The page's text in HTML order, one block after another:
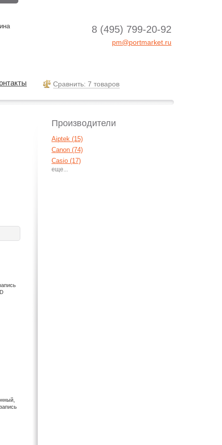
Производители
Aiptek (15)
Canon (74)
Casio (17)
FujiFilm (33)
8 (495) 799-20-92
pm@portmarket.ru
Cравнить: 7 товаров